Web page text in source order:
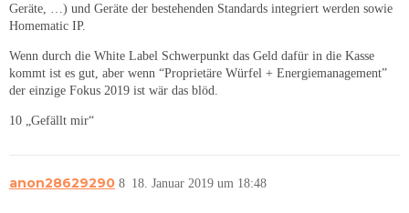
Geräte, …) und Geräte der bestehenden Standards integriert werden sowie
Homematic IP.
Wenn durch die White Label Schwerpunkt das Geld dafür in die Kasse
kommt ist es gut, aber wenn “Proprietäre Würfel + Energiemanagement”
der einzige Fokus 2019 ist wär das blöd.
10 „Gefällt mir“
anon28629290 18. Januar 2019 um 18:48
8